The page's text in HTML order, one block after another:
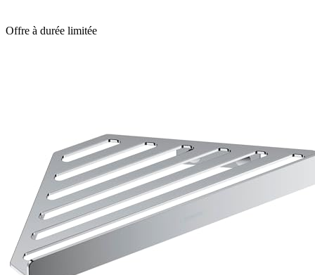
Offre à durée limitée